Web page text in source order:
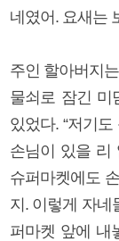
네였어. 요새는
주인 할아버지
물쇠로 잠긴 미
있었다. “저기
손님이 있을 리
슈퍼마켓에도
지. 이렇게 자네
퍼마켓 앞에 내